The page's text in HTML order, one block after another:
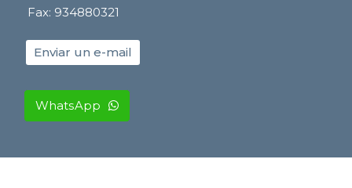
Fax: 934880321
Enviar un e-mail
WhatsApp